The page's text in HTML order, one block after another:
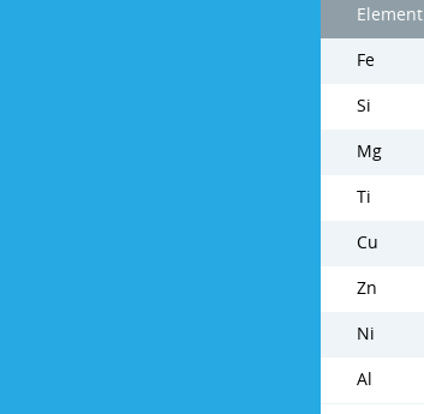
Element
Fe
Si
Mg
Ti
Cu
Zn
Ni
Al